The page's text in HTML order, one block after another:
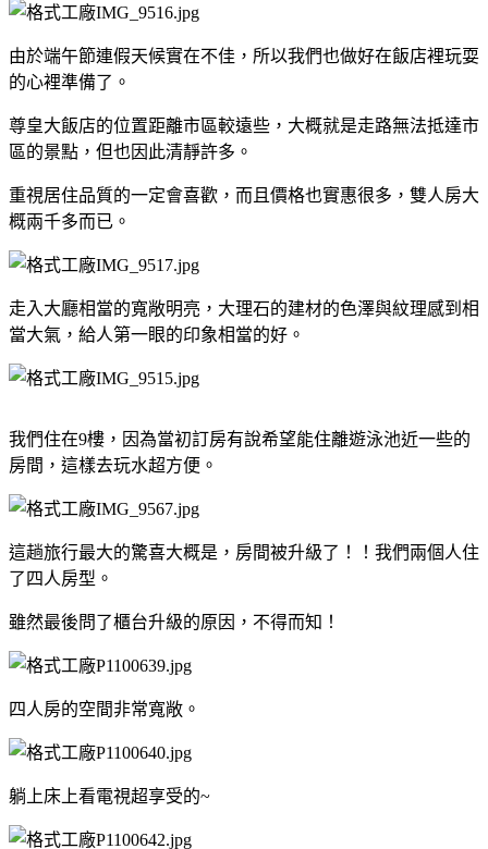
由於端午節連假天候實在不佳，所以我們也做好在飯店裡玩耍
的心裡準備了。
尊皇大飯店的位置距離市區較遠些，大概就是走路無法抵達市
區的景點，但也因此清靜許多。
重視居住品質的一定會喜歡，而且價格也實惠很多，雙人房大
概兩千多而已。
走入大廳相當的寬敞明亮，大理石的建材的色澤與紋理感到相
當大氣，給人第一眼的印象相當的好。
我們住在9樓，因為當初訂房有說希望能住離遊泳池近一些的
房間，這樣去玩水超方便。
這趟旅行最大的驚喜大概是，房間被升級了！！我們兩個人住
了四人房型。
雖然最後問了櫃台升級的原因，不得而知！
四人房的空間非常寬敞。
躺上床上看電視超享受的~